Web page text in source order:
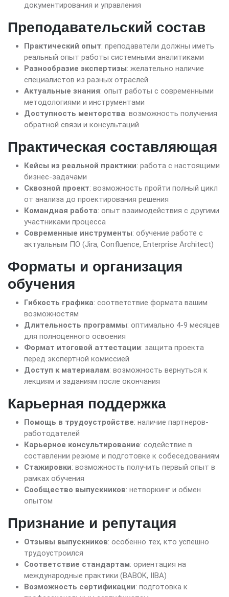
документирования и управления
Преподавательский состав
Практический опыт: преподаватели должны иметь
реальный опыт работы системными аналитиками
Разнообразие экспертизы: желательно наличие
специалистов из разных отраслей
Актуальные знания: опыт работы с современными
методологиями и инструментами
Доступность менторства: возможность получения
обратной связи и консультаций
Практическая составляющая
Кейсы из реальной практики: работа с настоящими
бизнес-задачами
Сквозной проект: возможность пройти полный цикл
от анализа до проектирования решения
Командная работа: опыт взаимодействия с другими
участниками процесса
Современные инструменты: обучение работе с
актуальным ПО (Jira, Confluence, Enterprise Architect)
Форматы и организация
обучения
Гибкость графика: соответствие формата вашим
возможностям
Длительность программы: оптимально 4-9 месяцев
для полноценного освоения
Формат итоговой аттестации: защита проекта
перед экспертной комиссией
Доступ к материалам: возможность вернуться к
лекциям и заданиям после окончания
Карьерная поддержка
Помощь в трудоустройстве: наличие партнеров-
работодателей
Карьерное консультирование: содействие в
составлении резюме и подготовке к собеседованиям
Стажировки: возможность получить первый опыт в
рамках обучения
Сообщество выпускников: нетворкинг и обмен
опытом
Признание и репутация
Отзывы выпускников: особенно тех, кто успешно
трудоустроился
Соответствие стандартам: ориентация на
международные практики (BABOK, IIBA)
Возможность сертификации: подготовка к